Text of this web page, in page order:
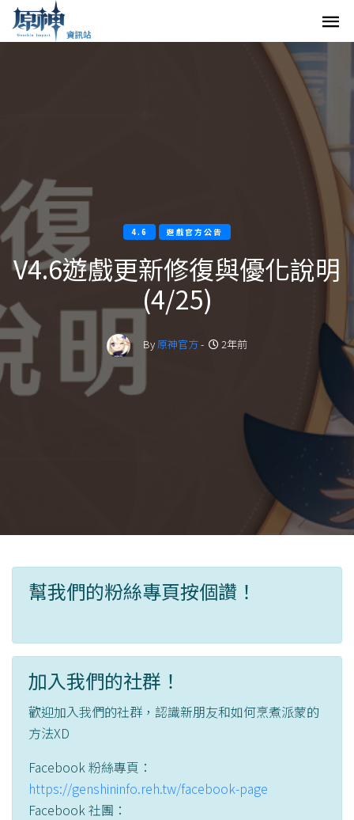
4.6 遊戲官方公告
V4.6遊戲更新修復與優化說明
(4/25)
By原神官方- 2年前
幫我們的粉絲專頁按個讚！
加入我們的社群！
歡迎加入我們的社群，認識新朋友和如何烹煮派蒙的
方法XD
Facebook 粉絲專頁：
https://genshininfo.reh.tw/facebook-page
Facebook 社團：